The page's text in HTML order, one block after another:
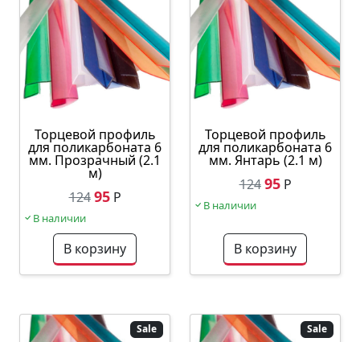
Торцевой профиль
для поликарбоната 6
мм. Прозрачный (2.1
м)
124 95Р
В наличии
В корзину
Торцевой профиль
для поликарбоната 6
мм. Янтарь (2.1 м)
124 95Р
В наличии
В корзину
Sale Sale